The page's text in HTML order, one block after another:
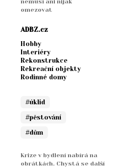
nemusí ani nijak
omezovat
ADBZ.cz
Hobby
Interiéry
Rekonstrukce
Rekreační objekty
Rodinné domy
#úklid
#pěstování
#dům
Krize v bydlení nabírá na
obrátkách. Chystá se další